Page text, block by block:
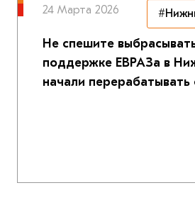
24 Марта 2026
Не спешите
поддержке ЕВРАЗа в
начали